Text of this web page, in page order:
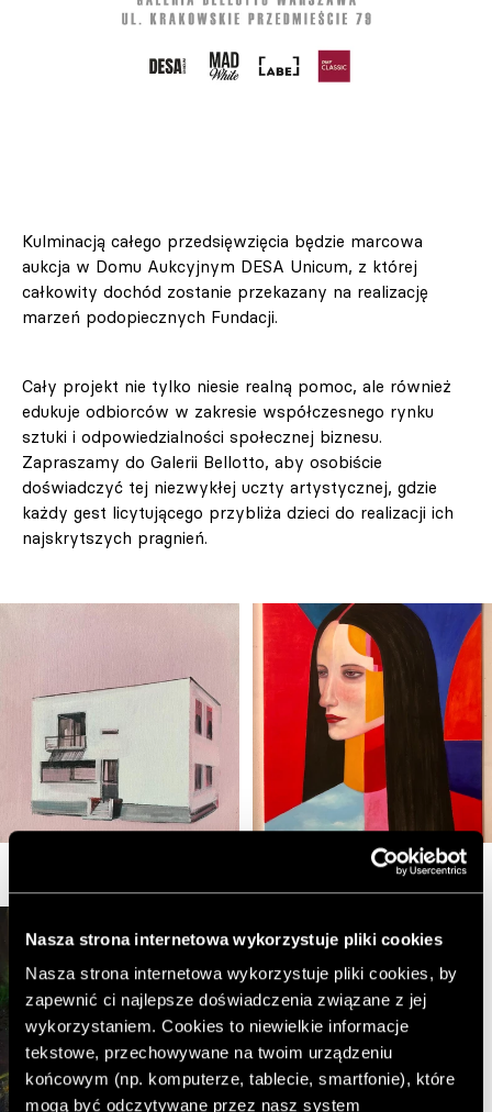
Nasza strona internetowa wykorzystuje pliki cookies
Nasza strona internetowa wykorzystuje pliki cookies, by
zapewnić ci najlepsze doświadczenia związane z jej
wykorzystaniem. Cookies to niewielkie informacje
tekstowe, przechowywane na twoim urządzeniu
końcowym (np. komputerze, tablecie, smartfonie), które
mogą być odczytywane przez nasz system
Kulminacją całego przedsięwzięcia będzie marcowa
aukcja w Domu Aukcyjnym DESA Unicum, z której
całkowity dochód zostanie przekazany na realizację
marzeń podopiecznych Fundacji.
Cały projekt nie tylko niesie realną pomoc, ale również
edukuje odbiorców w zakresie współczesnego rynku
sztuki i odpowiedzialności społecznej biznesu.
Zapraszamy do Galerii Bellotto, aby osobiście
doświadczyć tej niezwykłej uczty artystycznej, gdzie
każdy gest licytującego przybliża dzieci do realizacji ich
najskrytszych pragnień.
Raspazjan, 100x70cm olej,
akryl, płótno